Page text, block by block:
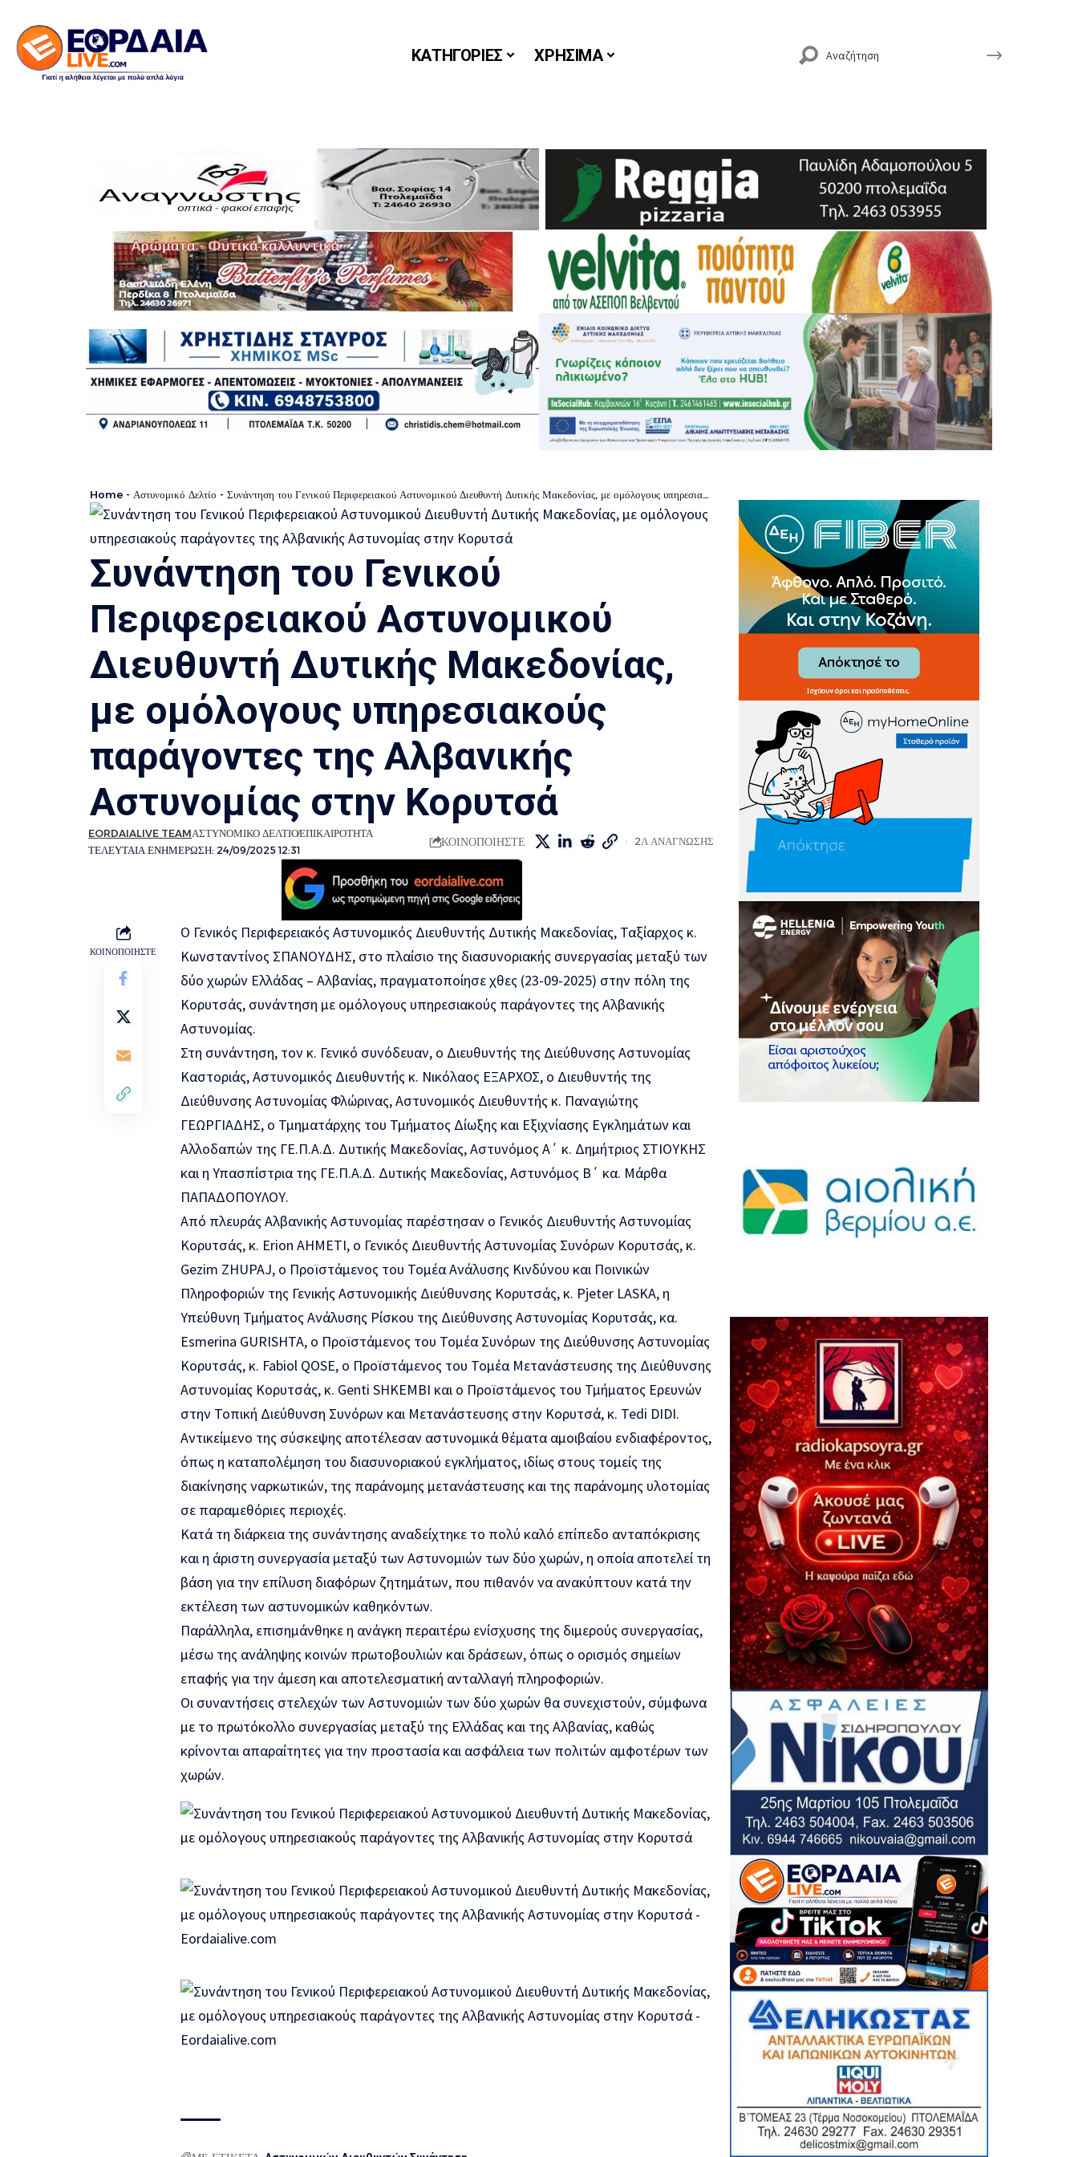
ΚΑΤΗΓΟΡΙΕΣ ΧΡΗΣΙΜΑ
Home - Αστυνομικό Δελτίο - Συνάντηση του Γενικού Περιφερειακού Αστυνομικού Διευθυντή Δυτικής Μακεδονίας, με ομόλογους υπηρεσιακούς παράγοντες της Αλβανικής Αστυνομίας στην Κορυτσά
Συνάντηση του Γενικού
Περιφερειακού Αστυνομικού
Διευθυντή Δυτικής Μακεδονίας,
με ομόλογους υπηρεσιακούς
παράγοντες της Αλβανικής
Αστυνομίας στην Κορυτσά
ΤΕΛΕΥΤΑΙΑ ΕΝΗΜΕΡΩΣΗ: 24/09/2025 12:31
EORDAIALIVE TEAMΑΣΤΥΝΟΜΙΚΟ ΔΕΛΤΙΟΕΠΙΚΑΙΡΟΤΗΤΑ
ΚΟΙΝΟΠΟΙΗΣΤΕ 2Λ ΑΝΑΓΝΩΣΗΣ
ΚΟΙΝΟΠΟΙΗΣΤΕ
O Γενικός Περιφερειακός Αστυνομικός Διευθυντής Δυτικής Μακεδονίας, Ταξίαρχος κ.
Κωνσταντίνος ΣΠΑΝΟΥΔΗΣ, στο πλαίσιο της διασυνοριακής συνεργασίας μεταξύ των
δύο χωρών Ελλάδας – Αλβανίας, πραγματοποίησε χθες (23-09-2025) στην πόλη της
Κορυτσάς, συνάντηση με ομόλογους υπηρεσιακούς παράγοντες της Αλβανικής
Αστυνομίας.
Στη συνάντηση, τον κ. Γενικό συνόδευαν, ο Διευθυντής της Διεύθυνσης Αστυνομίας
Καστοριάς, Αστυνομικός Διευθυντής κ. Νικόλαος ΕΞΑΡΧΟΣ, ο Διευθυντής της
Διεύθυνσης Αστυνομίας Φλώρινας, Αστυνομικός Διευθυντής κ. Παναγιώτης
ΓΕΩΡΓΙΑΔΗΣ, ο Τμηματάρχης του Τμήματος Δίωξης και Εξιχνίασης Εγκλημάτων και
Αλλοδαπών της ΓΕ.Π.Α.Δ. Δυτικής Μακεδονίας, Αστυνόμος Α΄ κ. Δημήτριος ΣΤΙΟΥΚΗΣ
και η Υπασπίστρια της ΓΕ.Π.Α.Δ. Δυτικής Μακεδονίας, Αστυνόμος Β΄ κα. Μάρθα
ΠΑΠΑΔΟΠΟΥΛΟΥ.
Από πλευράς Αλβανικής Αστυνομίας παρέστησαν o Γενικός Διευθυντής Αστυνομίας
Κορυτσάς, κ. Erion AHMETI, ο Γενικός Διευθυντής Αστυνομίας Συνόρων Κορυτσάς, κ.
Gezim ZHUPAJ, ο Προϊστάμενος του Τομέα Ανάλυσης Κινδύνου και Ποινικών
Πληροφοριών της Γενικής Αστυνομικής Διεύθυνσης Κορυτσάς, κ. Pjeter LASKA, η
Υπεύθυνη Τμήματος Ανάλυσης Ρίσκου της Διεύθυνσης Αστυνομίας Κορυτσάς, κα.
Esmerina GURISHTA, ο Προϊστάμενος του Τομέα Συνόρων της Διεύθυνσης Αστυνομίας
Κορυτσάς, κ. Fabiol QOSE, ο Προϊστάμενος του Τομέα Μετανάστευσης της Διεύθυνσης
Αστυνομίας Κορυτσάς, κ. Genti SHKEMBI και ο Προϊστάμενος του Τμήματος Ερευνών
στην Τοπική Διεύθυνση Συνόρων και Μετανάστευσης στην Κορυτσά, κ. Tedi DIDI.
Αντικείμενο της σύσκεψης αποτέλεσαν αστυνομικά θέματα αμοιβαίου ενδιαφέροντος,
όπως η καταπολέμηση του διασυνοριακού εγκλήματος, ιδίως στους τομείς της
διακίνησης ναρκωτικών, της παράνομης μετανάστευσης και της παράνομης υλοτομίας
σε παραμεθόριες περιοχές.
Κατά τη διάρκεια της συνάντησης αναδείχτηκε το πολύ καλό επίπεδο ανταπόκρισης
και η άριστη συνεργασία μεταξύ των Αστυνομιών των δύο χωρών, η οποία αποτελεί τη
βάση για την επίλυση διαφόρων ζητημάτων, που πιθανόν να ανακύπτουν κατά την
εκτέλεση των αστυνομικών καθηκόντων.
Παράλληλα, επισημάνθηκε η ανάγκη περαιτέρω ενίσχυσης της διμερούς συνεργασίας,
μέσω της ανάληψης κοινών πρωτοβουλιών και δράσεων, όπως ο ορισμός σημείων
επαφής για την άμεση και αποτελεσματική ανταλλαγή πληροφοριών.
Οι συναντήσεις στελεχών των Αστυνομιών των δύο χωρών θα συνεχιστούν, σύμφωνα
με το πρωτόκολλο συνεργασίας μεταξύ της Ελλάδας και της Αλβανίας, καθώς
κρίνονται απαραίτητες για την προστασία και ασφάλεια των πολιτών αμφοτέρων των
χωρών.